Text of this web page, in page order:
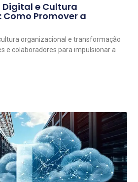
e Cultura
Promover a
organizacional e transformação
e colaboradores para impulsionar a